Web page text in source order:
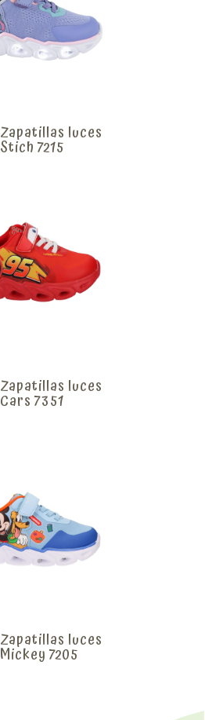
Zapatillas luces
Stich 7215
Zapatillas luces
Cars 7351
Zapatillas luces
Mickey 7205